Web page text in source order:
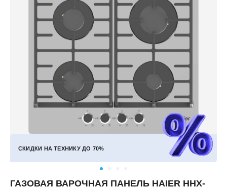
ГАЗОВАЯ ВАРОЧНАЯ ПАНЕЛЬ HAIER HHX-
СКИДКИ НА ТЕХНИКУ ДО 70%